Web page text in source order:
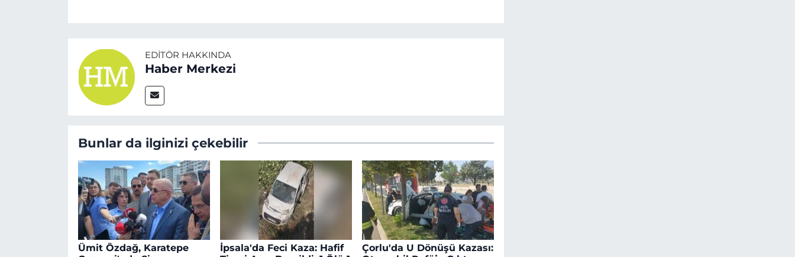
EDITÖR HAKKINDA
Haber Merkezi
Bunlar da ilginizi çekebilir
Ümit Özdağ, Karatepe
İpsala'da Feci Kaza: Hafif
Çorlu'da U Dönüşü Kazası: